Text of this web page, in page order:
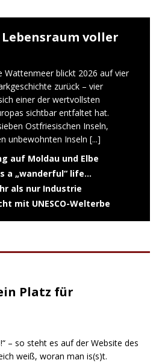
voller
Wattenmeer blickt 2026 auf vier
zurück – vier
einer der wertvollsten
sichtbar entfaltet hat.
Ostfriesischen Inseln,
unbewohnten Inseln [...]
auf Moldau und Elbe
a „wanderful“ life…
als nur Industrie
mit UNESCO-Welterbe
Platz für
– so steht es auf der Website des
weiß, woran man is(s)t.